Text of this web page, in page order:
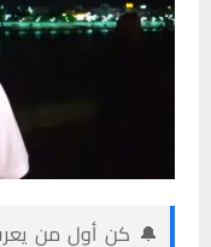
🔔 كن أول من يعرف